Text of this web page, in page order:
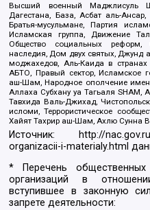
Высший военный Маджлисуль
Дагестана, База, Асбат аль-
Братья-мусульмане, Партия
Исламская группа, Движение
Общество социальных реформ,
наследия, Дом двух святых,
моджахедов, Аль-Каида в
АБТО, Правый сектор, Исламское
аш-Шам, Народное ополчение
Аллаха Субхану уа Тагьаля
Тавхида Валь-Джихад,
исломи, Террористическое
Хайят Тахрир аш-Шам, Ахлю Сунна
Источник:
http://
organizacii-i-materialy.html
* Перечень
организаций в
вступившее в законную
запрете деятельности: